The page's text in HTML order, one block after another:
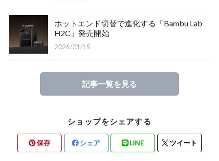
ホットエンド切替で進化する「Bambu Lab
H2C」発売開始
2026/01/15
記事一覧を見る
ショップをシェアする
保存 シェア LINE ツイート